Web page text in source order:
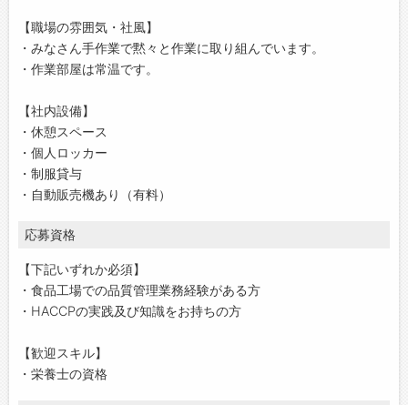
【職場の雰囲気・社風】
・みなさん手作業で黙々と作業に取り組んでいます。
・作業部屋は常温です。
【社内設備】
・休憩スペース
・個人ロッカー
・制服貸与
・自動販売機あり（有料）
応募資格
【下記いずれか必須】
・食品工場での品質管理業務経験がある方
・HACCPの実践及び知識をお持ちの方
【歓迎スキル】
・栄養士の資格